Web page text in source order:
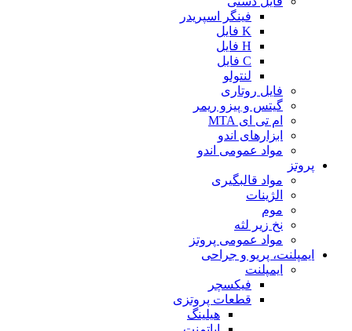
فینگر اسپریدر
K فایل
H فایل
C فایل
لنتولو
فایل روتاری
گیتس و پیزو ریمر
ام تی ای MTA
ابزارهای اندو
مواد عمومی اندو
پروتز
مواد قالبگیری
الژینات
موم
نخ زیر لثه
مواد عمومی پروتز
ایمپلنت، پریو و جراحی
ایمپلنت
فیکسچر
قطعات پروتزی
هیلینگ